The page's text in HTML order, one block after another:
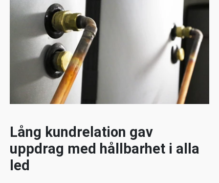
Lång kundrelation gav
uppdrag med hållbarhet i alla
led